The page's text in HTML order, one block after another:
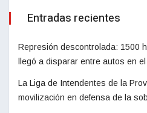
Entradas recientes
Represión descontrolada: 1500
llegó a disparar entre autos en
La Liga de Intendentes de la
movilización en defensa de la